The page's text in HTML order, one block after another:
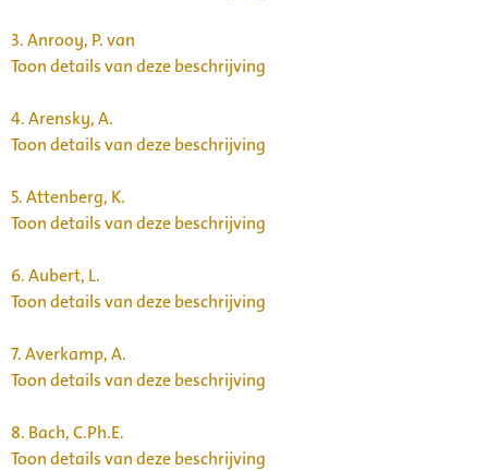
3.Anrooy, P. van
Toon details van deze beschrijving
4.Arensky, A.
Toon details van deze beschrijving
5.Attenberg, K.
Toon details van deze beschrijving
6.Aubert, L.
Toon details van deze beschrijving
7.Averkamp, A.
Toon details van deze beschrijving
8. Bach, C.Ph.E.
Toon details van deze beschrijving